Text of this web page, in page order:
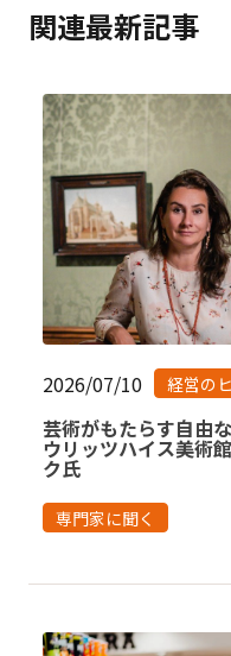
関連最新記事
2026/07/10 経営の
芸術がもたらす自由
ウリッツハイス美術
ク氏
専門家に聞く